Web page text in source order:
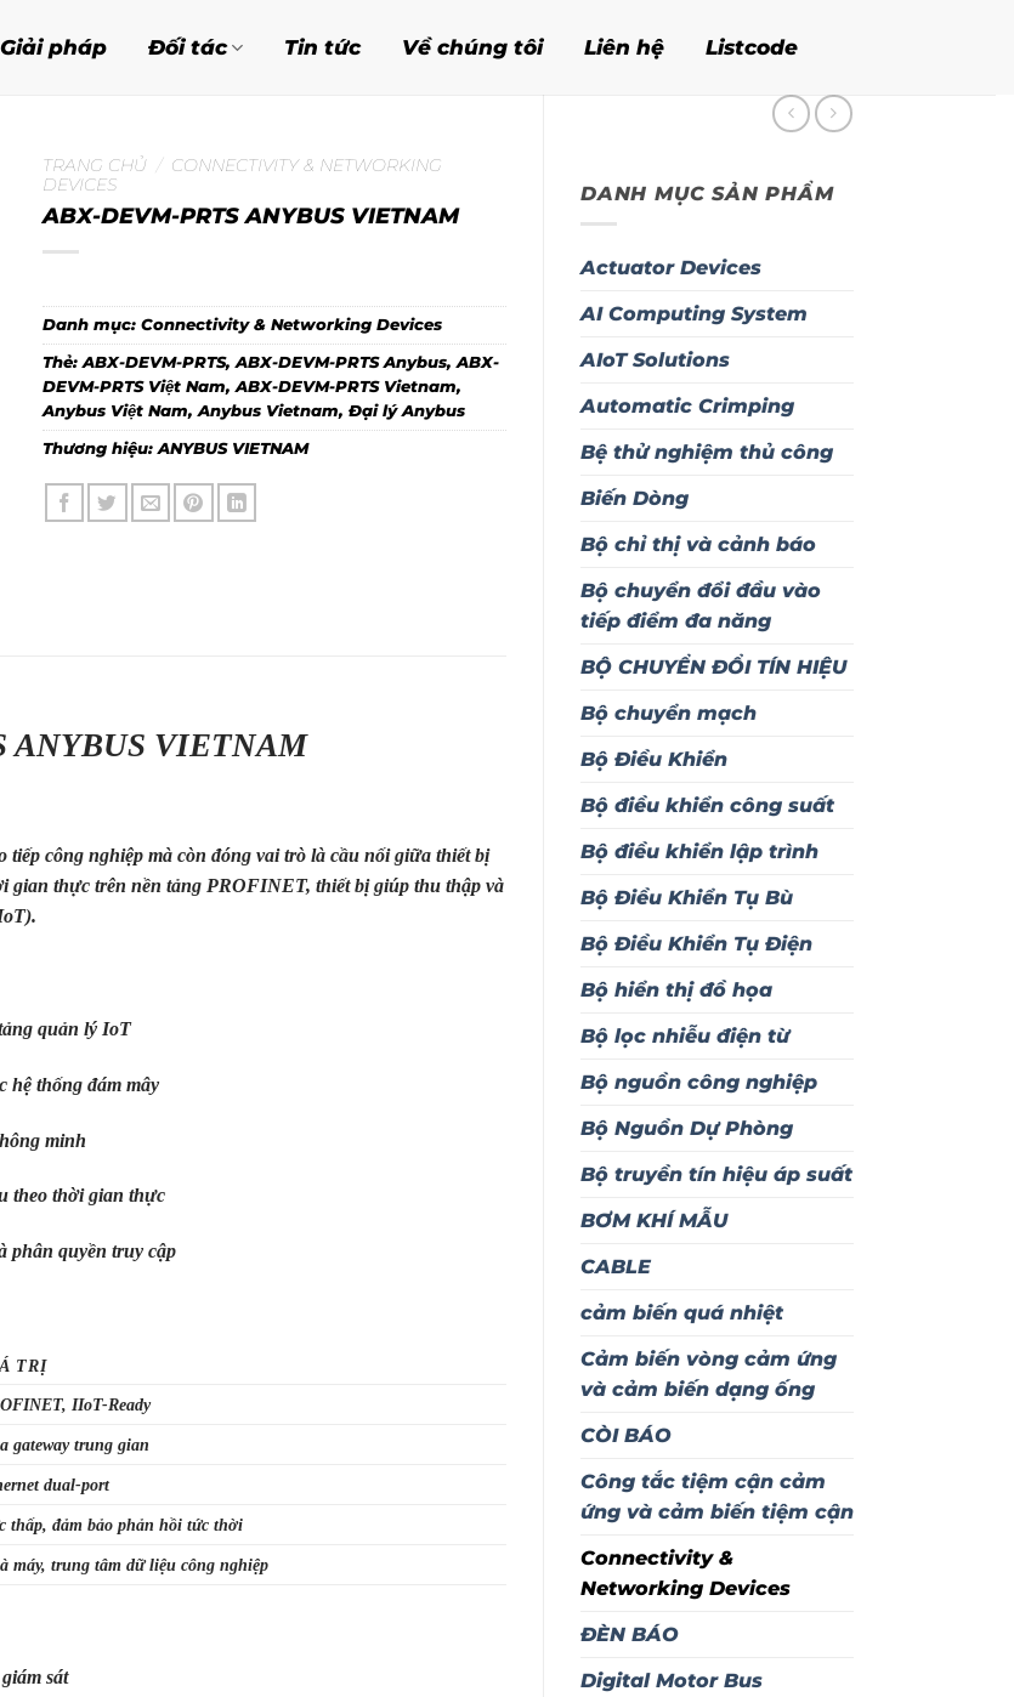
Giải pháp Đối tác Tin tức Về chúng tôi Liên hệ Listcode
DANH MỤC SẢN PHẨM
Actuator Devices
AI Computing System
AIoT Solutions
Automatic Crimping
Bệ thử nghiệm thủ công
Biến Dòng
Bộ chỉ thị và cảnh báo
Bộ chuyển đổi đầu vào
tiếp điểm đa năng
BỘ CHUYỂN ĐỔI TÍN HIỆU
Bộ chuyển mạch
Bộ Điều Khiển
Bộ điều khiển công suất
Bộ điều khiển lập trình
Bộ Điều Khiển Tụ Bù
Bộ Điều Khiển Tụ Điện
Bộ hiển thị đồ họa
Bộ lọc nhiễu điện từ
Bộ nguồn công nghiệp
Bộ Nguồn Dự Phòng
Bộ truyền tín hiệu áp suất
BƠM KHÍ MẪU
CABLE
cảm biến quá nhiệt
Cảm biến vòng cảm ứng
và cảm biến dạng ống
CÒI BÁO
Công tắc tiệm cận cảm
ứng và cảm biến tiệm cận
Connectivity &
Networking Devices
ĐÈN BÁO
Digital Motor Bus
TRANG CHỦ /
CONNECTIVITY & NETWORKING
DEVICES
ABX-DEVM-PRTS ANYBUS VIETNAM
Danh mục: Connectivity & Networking Devices
Thẻ: ABX-DEVM-PRTS, ABX-DEVM-PRTS Anybus, ABX-
DEVM-PRTS Việt Nam, ABX-DEVM-PRTS Vietnam,
Anybus Việt Nam, Anybus Vietnam, Đại lý Anybus
Thương hiệu: ANYBUS VIETNAM
ANYBUS VIETNAM
tiếp công nghiệp mà còn đóng vai trò là cầu nối giữa thiết bị
gian thực trên nền tảng PROFINET, thiết bị giúp thu thập và
quản lý IoT
hệ thống đám mây
minh
theo thời gian thực
phân quyền truy cập
TRỊ
IIoT-Ready
gateway trung gian
dual-port
thấp, đảm bảo phản hồi tức thời
máy, trung tâm dữ liệu công nghiệp
sát